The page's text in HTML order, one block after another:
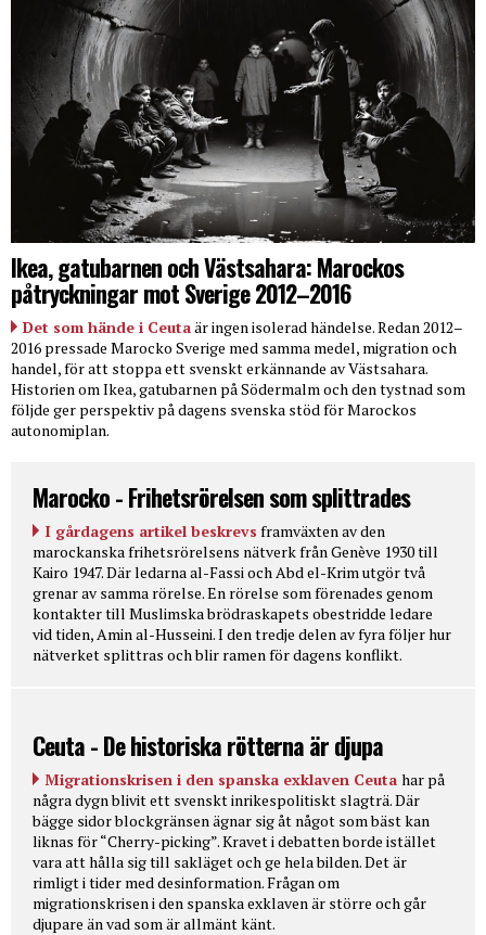
Ikea, gatubarnen och Västsahara: Marockos
påtryckningar mot Sverige 2012–2016
Det som hände i Ceutaär ingen isolerad händelse. Redan 2012–
2016 pressade Marocko Sverige med samma medel, migration och
handel, för att stoppa ett svenskt erkännande av Västsahara.
Historien om Ikea, gatubarnen på Södermalm och den tystnad som
följde ger perspektiv på dagens svenska stöd för Marockos
autonomiplan.
Marocko - Frihetsrörelsen som splittrades
I gårdagens artikel beskrevs framväxten av den
marockanska frihetsrörelsens nätverk från Genève 1930 till
Kairo 1947. Där ledarna al-Fassi och Abd el-Krim utgör två
grenar av samma rörelse. En rörelse som förenades genom
kontakter till Muslimska brödraskapets obestridde ledare
vid tiden, Amin al-Husseini. I den tredje delen av fyra följer hur
nätverket splittras och blir ramen för dagens konflikt.
Ceuta - De historiska rötterna är djupa
Migrationskrisen i den spanska exklaven Ceuta har på
några dygn blivit ett svenskt inrikespolitiskt slagträ. Där
bägge sidor blockgränsen ägnar sig åt något som bäst kan
liknas för “Cherry-picking”. Kravet i debatten borde istället
vara att hålla sig till sakläget och ge hela bilden. Det är
rimligt i tider med desinformation. Frågan om
migrationskrisen i den spanska exklaven är större och går
djupare än vad som är allmänt känt.